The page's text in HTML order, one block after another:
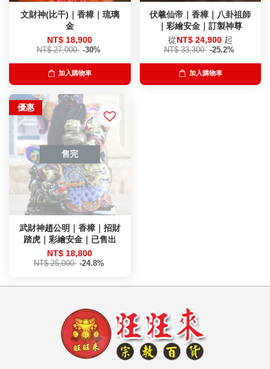
文財神(比干)｜香樟｜琉璃
金
NT$ 18,900
NT$ 27,000 -30%
加入購物車
伏羲仙帝｜香樟｜八卦祖師
｜彩繪安金｜訂製神尊
從NT$ 24,900 起
NT$ 33,300 -25.2%
加入購物車
優惠
售完
武財神趙公明｜香樟｜招財
踏虎｜彩繪安金｜已售出
NT$ 18,800
NT$ 25,000 -24.8%